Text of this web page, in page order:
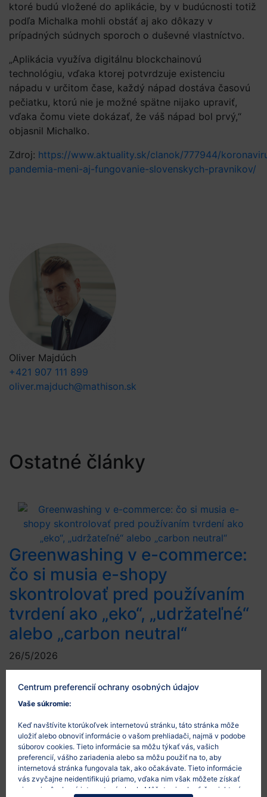
ktoré budú vložené do aplikácie, by v budúcnosti totiž
podľa Michalka mohli obstáť aj ako dôkazy v
prípadných súdnych sporoch o duševné vlastníctvo.
„Aplikácia využíva digitálnu blockchainovú
technológiu, vďaka ktorej potvrdzuje existenciu
nápadu v určitom čase, každý nápad dostáva časovú
pečiatku, ktorú nie je možné spätne nijako upraviť,
vďaka čomu viete dokázať, že váš nápad bol prvý,“
objasnil Michalko.
Zdroj: https://www.aktuality.sk/clanok/777944/
pandemia-meni-aj-fungovanie-slovenskych-pravnikov/
Oliver Majdúch
+421 907 111 899
oliver.majduch@mathison.sk
Ostatné články
Greenwashing v e-commerce:
čo si musia e-shopy
skontrolovať pred používaním
tvrdení ako „eko“, „udržateľné“
alebo „carbon neutral“
26/5/2026
častejšie. E-shopy používajú označenia ako „eko“,
„udržateľné“, „green“, „šetrné k prírode“ alebo „carbon
neutral“, aby zákazníkom ukázali environmentálny
prínos produktov, obalov alebo dopravy. Problém
nastáva vtedy, keď takéto tvrdenia nie sú konkrétne,
pravdivé alebo preukázateľné. Čo je to greenwashing
Greenwashing je situácia, keď komunikácia…
Centrum preferencií ochrany osobných údajov
Vaše súkromie:
Keď navštívite ktorúkoľvek internetovú stránku, táto stránka môže
uložiť alebo obnoviť informácie o vašom prehliadači, najmä v podobe
súborov cookies. Tieto informácie sa môžu týkať vás, vašich
preferencií, vášho zariadenia alebo sa môžu použiť na to, aby
internetová stránka fungovala tak, ako očakávate. Tieto informácie
vás zvyčajne neidentifikujú priamo, vďaka nim však môžete získať
viac prispôsobený internetový obsah. Môžete si vybrať, že niektoré